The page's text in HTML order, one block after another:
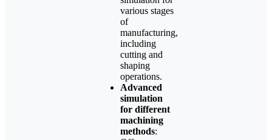
various stages
of
manufacturing,
including
cutting and
shaping
operations.
Advanced
simulation
for different
machining
methods: